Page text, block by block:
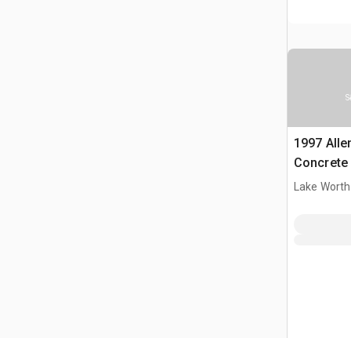
1997
Concrete
Lake